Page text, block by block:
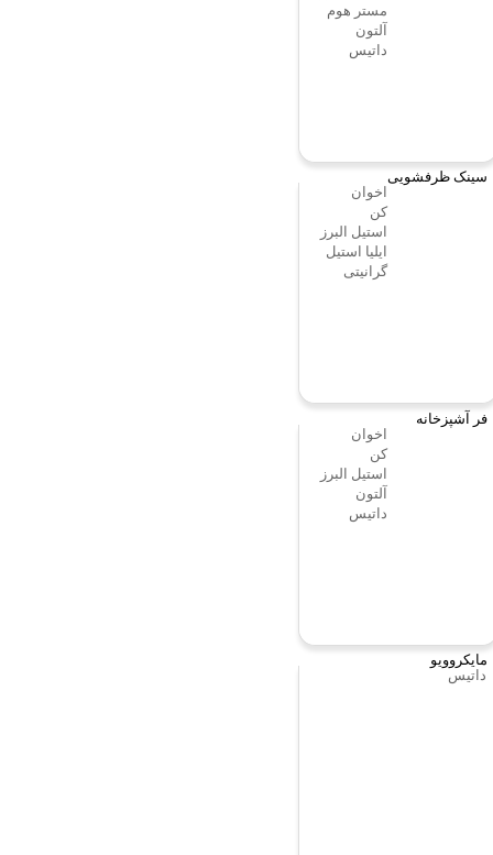
مستر هوم
آلتون
داتیس
سینک ظرفشویی
اخوان
کن
استیل البرز
ایلیا استیل
گرانیتی
فر آشپزخانه
اخوان
کن
استیل البرز
آلتون
داتیس
مایکروویو
داتیس